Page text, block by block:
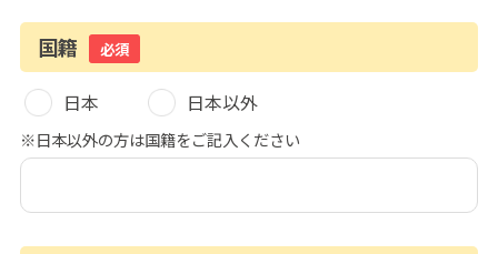
国籍 必須
日本 日本以外
※日本以外の方は国籍をご記入ください